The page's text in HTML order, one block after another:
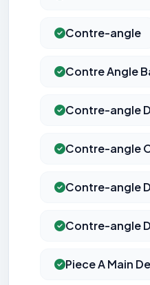
Contre-angle
Contre Angle
Contre-angle
Contre-angle
Contre-angle
Contre-angle
Piece A Main